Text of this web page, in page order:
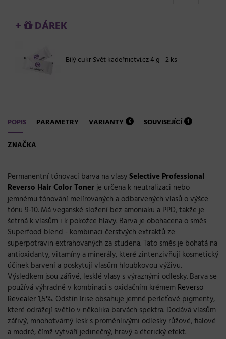
+ DÁREK
Bílý cukr Svět kadeřnictví.cz 4 g - 2 ks
POPIS PARAMETRY VARIANTY 6 SOUVISEJÍCÍ 1
ZNAČKA
Permanentní tónovací barva na vlasySelective Professional
Reverso Hair Color Tonerje určena k neutralizaci nebo
jemnému tónování melírovaných a odbarvených vlasů o výšce
tónu 9-10. Má veganské složení bez amoniaku a PPD, takže je
šetrná k vlasům i k pokožce hlavy. Barva je obohacena o směs
Superfood blend - kombinaci čerstvých extraktů ze
superpotravin extrahovaných za studena. Tato směs je bohatá na
antioxidanty, vitamíny a minerály, které zintenzivňují kosmetický
účinek barvení a poskytují vlasům hloubkovou výživu.
Výsledkem jsou zářivé, lesklé vlasy s výraznými odlesky. Barva se
používá výhradně v kombinaci s oxidačním krémem Reverso
Revealer 1,5%. Odstín Irise obsahuje jemné perleťové pigmenty,
které odrážejí světlo v několika barvách spektra. Dodává vlasům
zářivý, mnohotvárný lesk s proměnlivými odlesky růžové, fialové
a modré, čímž vytváří jedinečný, hravý a éterický efekt.